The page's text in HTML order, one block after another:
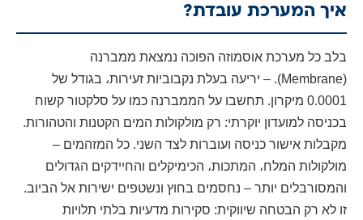
איך המערכת עובדת?
בלב כל מערכת אוסמוזה הפוכה נמצאת ממברנה
(Membrane). – יריעה בעלת נקבוביות זעירות، בגודל של
0.0001 מיקרון. תחשבו על הממברנה כמו על סלקטור קשוח
בכניסה למועדון יוקרתי: רק מולקולות המים הקטנות והטהורות.
מקבלות אישור כניסה ועוברות לצד השני. כל המזהמים –
מולקולות המלח، המתכות، הכימיקלים והחיידקים הגדולים
והמסורבלים יותר – נחסמים בחוץ ונשטפים ישירות אל הביוב.
זו לא רק הבטחה שיווקית: סקירות מדעיות בלתי תלויות